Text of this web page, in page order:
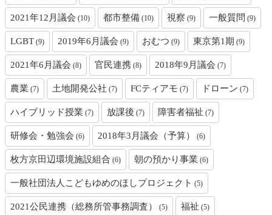
2021年12月議会 (10) 都市整備 (10) 視察 (9) 一般質問 (9)
LGBT (9) 2019年6月議会 (9) おむつ (9) 東京第1期 (9)
2021年6月議会 (8) 官民連携 (8) 2018年9月議会 (7)
農業 (7) 土地開発公社 (7) FCティアモ (7) ドローン (7)
ハイブリッド授業 (7) 放課後 (7) 障害者福祉 (7)
研修会・勉強会 (6) 2018年3月議会（予算） (6)
枚方京田辺環境施設組合 (6) 朝の預かり事業 (6)
一般社団法人こどもゆめのほしプロジェクト (5)
2021公民連携（総務所管事務調査） (5) 福祉 (5)